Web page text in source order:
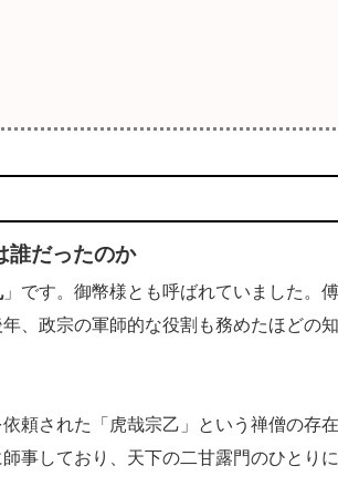
誰だったのか
」です。御幣様とも呼ばれていました。
、政宗の軍師的な役割も務めたほどの
頼された「虎哉宗乙」という禅僧の存
事しており、天下の二甘露門のひとり